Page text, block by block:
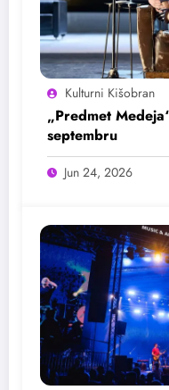
Kulturni Kišobran
„Predmet
septembru
Jun 24, 2026